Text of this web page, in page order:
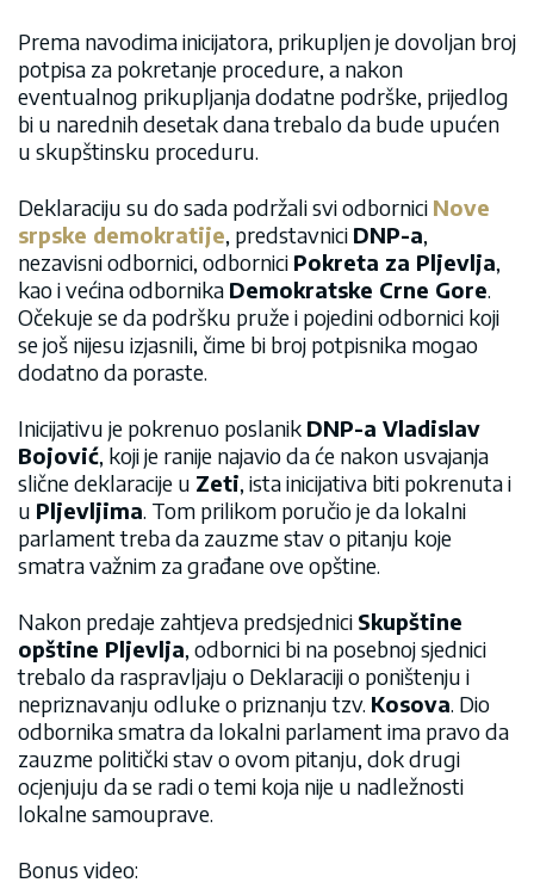
Prema navodima inicijatora, prikupljen je dovoljan broj
potpisa za pokretanje procedure, a nakon
eventualnog prikupljanja dodatne podrške, prijedlog
bi u narednih desetak dana trebalo da bude upućen
u skupštinsku proceduru.
Deklaraciju su do sada podržali svi odbornici Nove
srpske demokratije, predstavnici DNP-a,
nezavisni odbornici, odbornici Pokreta za Pljevlja,
kao i većina odbornika Demokratske Crne Gore.
Očekuje se da podršku pruže i pojedini odbornici koji
se još nijesu izjasnili, čime bi broj potpisnika mogao
dodatno da poraste.
Inicijativu je pokrenuo poslanik DNP-a Vladislav
Bojović, koji je ranije najavio da će nakon usvajanja
slične deklaracije u Zeti, ista inicijativa biti pokrenuta i
u Pljevljima. Tom prilikom poručio je da lokalni
parlament treba da zauzme stav o pitanju koje
smatra važnim za građane ove opštine.
Nakon predaje zahtjeva predsjednici Skupštine
opštine Pljevlja, odbornici bi na posebnoj sjednici
trebalo da raspravljaju o Deklaraciji o poništenju i
nepriznavanju odluke o priznanju tzv. Kosova. Dio
odbornika smatra da lokalni parlament ima pravo da
zauzme politički stav o ovom pitanju, dok drugi
ocjenjuju da se radi o temi koja nije u nadležnosti
lokalne samouprave.
Bonus video: